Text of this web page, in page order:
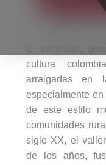
Ritmo y Pasión
El vallenato,
cultura
arraigadas en
especialmente
de este estilo
comunidades
siglo XX, el
de los años,